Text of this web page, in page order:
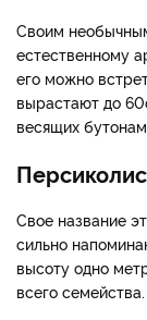
Своим
естественному
его можно
вырастают до
весящих
Свое название
сильно
высоту одно
всего